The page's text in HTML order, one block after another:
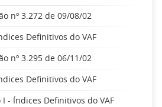
nº 3.272 de 09/08/02
Definitivos do VAF
nº 3.295 de 06/11/02
Definitivos do VAF
Definitivos do VAF